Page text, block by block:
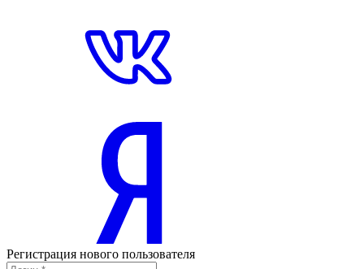
Регистрация нового пользователя